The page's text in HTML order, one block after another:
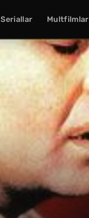
Seriallar Multfilmlar